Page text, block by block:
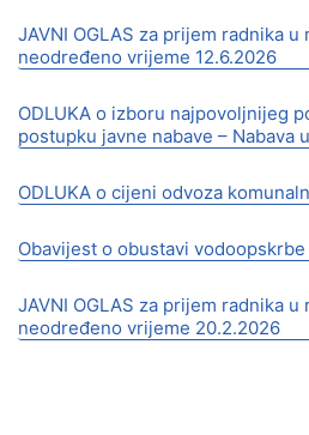
JAVNI OGLAS za prijem radnika u
neodređeno vrijeme 12.6.2026
ODLUKA o izboru najpovoljnijeg
postupku javne nabave – Nabava
ODLUKA o cijeni odvoza
Obavijest o obustavi vodoopskrbe
JAVNI OGLAS za prijem radnika u
neodređeno vrijeme 20.2.2026